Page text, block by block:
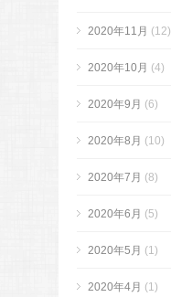
2020年11月 (12)
2020年10月 (4)
2020年9月 (6)
2020年8月 (10)
2020年7月 (8)
2020年6月 (5)
2020年5月 (1)
2020年4月 (1)